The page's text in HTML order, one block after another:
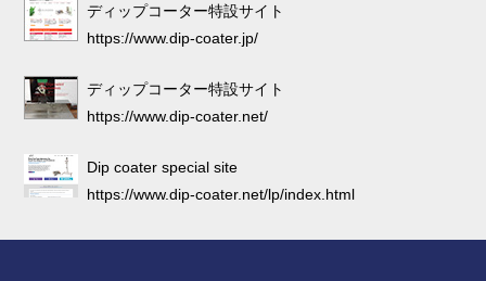
ディップコーター特設サイト
https://www.dip-coater.jp/
ディップコーター特設サイト
https://www.dip-coater.net/
Dip coater special site
https://www.dip-coater.net/lp/index.html